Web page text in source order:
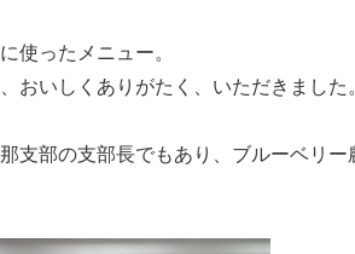
使ったメニュー。
おいしくありがたく、いただきました。
支部の支部長でもあり、ブルーベリー